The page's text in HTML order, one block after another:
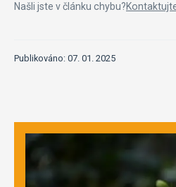
Našli jste v článku chybu?
Publikováno: 07. 01. 2025